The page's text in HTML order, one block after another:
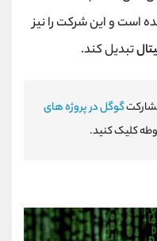
است و این شرکت را نیز
تبدیل کند.
گوگل در پروژه های
کلیک کنید.